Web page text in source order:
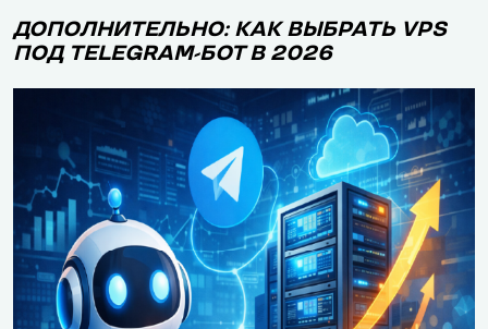
ДОПОЛНИТЕЛЬНО: КАК ВЫБРАТЬ VPS
ПОД TELEGRAM-БОТ В 2026